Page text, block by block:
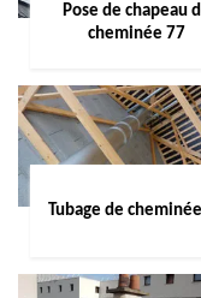
Pose de chapeau
cheminée 77
Tubage de